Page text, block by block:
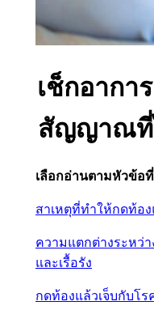
เช็กอากา
สัญญาณที่
เลือกอ่านตามหัวข้อ
สาเหตุที่ทำให้กดท้อง
ความแตกต่างระหว่
และเรื้อรัง
กดท้องแล้วเจ็บกับโร